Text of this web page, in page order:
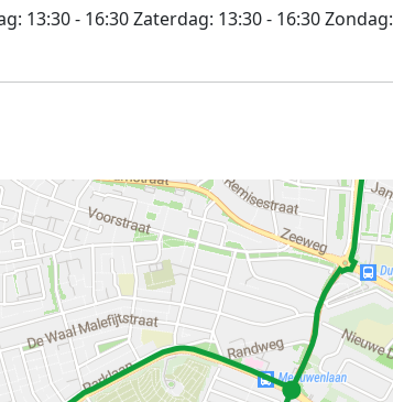
13:30 - 16:30Zaterdag: 13:30 - 16:30Zondag: